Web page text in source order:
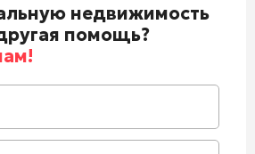
недвижимость
помощь?